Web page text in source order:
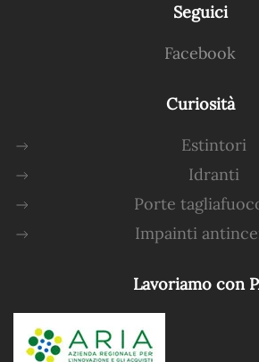
Seguici
Facebook
Curiosità
Estintori
Idranti
Porte
Impainti
Lavoriamo con